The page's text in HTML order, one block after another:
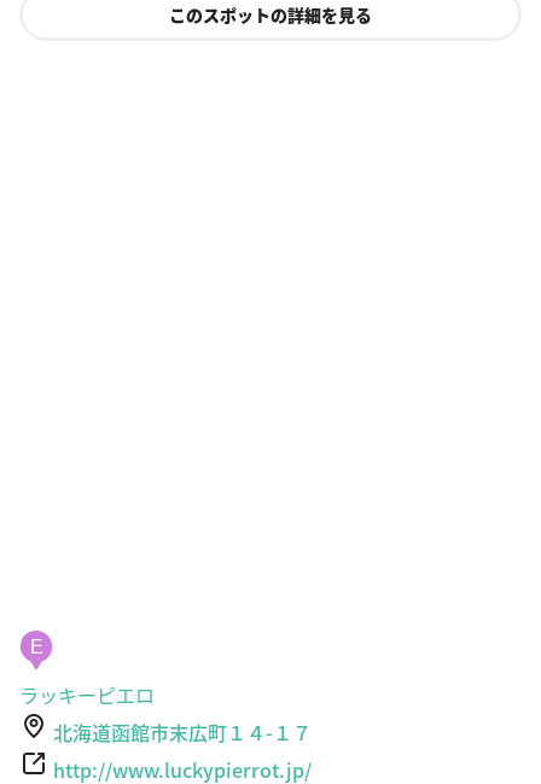
このスポットの詳細を見る
E
ラッキーピエロ
北海道函館市末広町１４-１７
http://www.luckypierrot.jp/